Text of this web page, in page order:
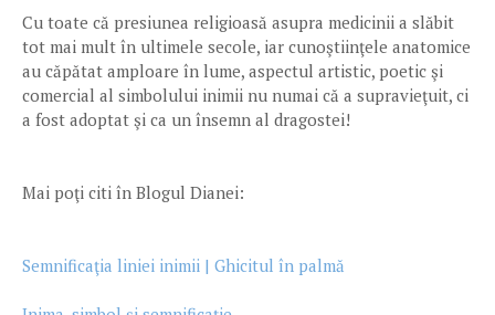
Cu toate că presiunea religioasă asupra medicinii a slăbit
tot mai mult în ultimele secole, iar cunoştiinţele anatomice
au căpătat amploare în lume, aspectul artistic, poetic şi
comercial al simbolului inimii nu numai că a supravieţuit, ci
a fost adoptat şi ca un însemn al dragostei!
Mai poţi citi în Blogul Dianei:
Semnificaţia liniei inimii | Ghicitul în palmă